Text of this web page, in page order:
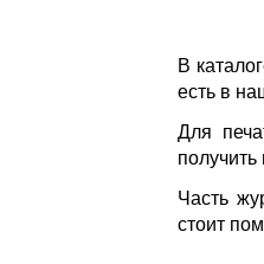
В
есть в
Для
получить
Часть
стоит